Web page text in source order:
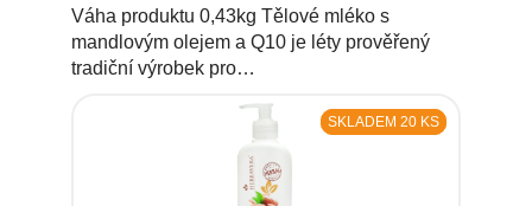
Váha produktu 0,43kg Tělové mléko s
mandlovým olejem a Q10 je léty prověřený
tradiční výrobek pro…
SKLADEM 20 KS